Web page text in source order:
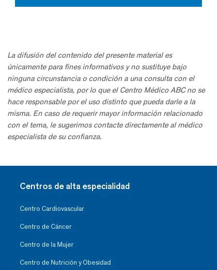
La difusión del contenido del presente material es
únicamente para fines informativos y no sustituye bajo
ninguna circunstancia o condición a una consulta con el
médico especialista, por lo que el Centro Médico ABC no se
hace responsable por el uso distinto que pueda darle a la
misma. En caso de requerir mayor información relacionado
con el tema, le sugerimos contacte directamente al médico
especialista de su confianza.
Centros de alta especialidad
Centro Cardiovascular
Centro de Cáncer
Centro de la Mujer
Centro de Nutrición y Obesidad